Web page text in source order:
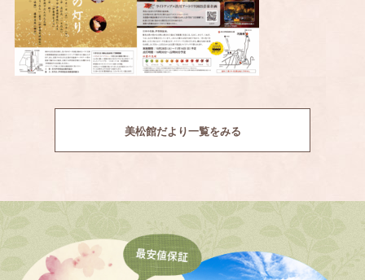
美松館だより一覧をみる